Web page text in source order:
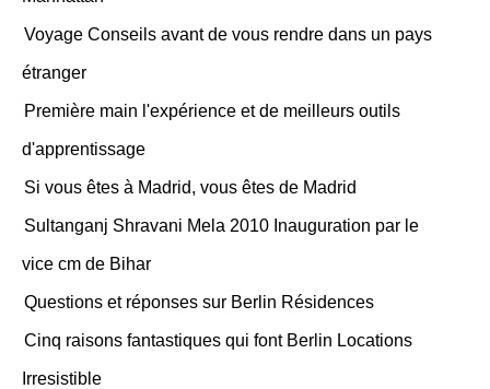
Voyage Conseils avant de vous rendre dans un pays
étranger
Première main l'expérience et de meilleurs outils
d'apprentissage
Si vous êtes à Madrid, vous êtes de Madrid
Sultanganj Shravani Mela 2010 Inauguration par le
vice cm de Bihar
Questions et réponses sur Berlin Résidences
Cinq raisons fantastiques qui font Berlin Locations
Irresistible